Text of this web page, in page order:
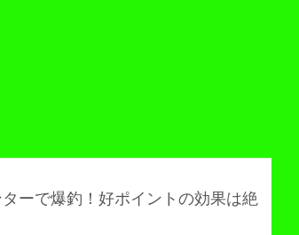
ーで爆釣！好ポイントの効果は絶